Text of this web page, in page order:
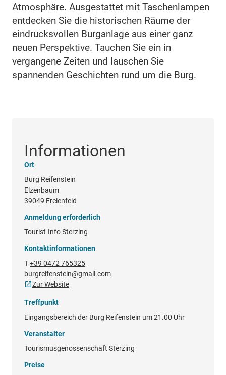
Atmosphäre. Ausgestattet mit Taschenlampen
entdecken Sie die historischen Räume der
eindrucksvollen Burganlage aus einer ganz
neuen Perspektive. Tauchen Sie ein in
vergangene Zeiten und lauschen Sie
spannenden Geschichten rund um die Burg.
Informationen
Ort
Burg Reifenstein
Elzenbaum
39049 Freienfeld
Anmeldung erforderlich
Tourist-Info Sterzing
Kontaktinformationen
T+39 0472 765325
burgreifenstein@gmail.com
Zur Website
Treffpunkt
Eingangsbereich der Burg Reifenstein um 21.00 Uhr
Veranstalter
Tourismusgenossenschaft Sterzing
Preise